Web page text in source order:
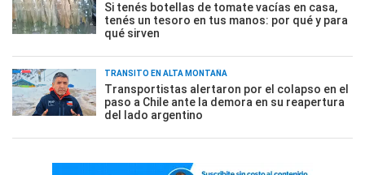
Si tenés botellas de tomate vacías en casa,
tenés un tesoro en tus manos: por qué y para
qué sirven
TRÁNSITO EN ALTA MONTAÑA
Transportistas alertaron por el colapso en el
paso a Chile ante la demora en su reapertura
del lado argentino